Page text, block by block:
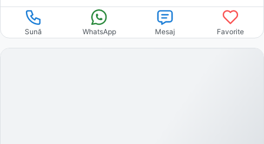
Sună WhatsApp Mesaj Favorite